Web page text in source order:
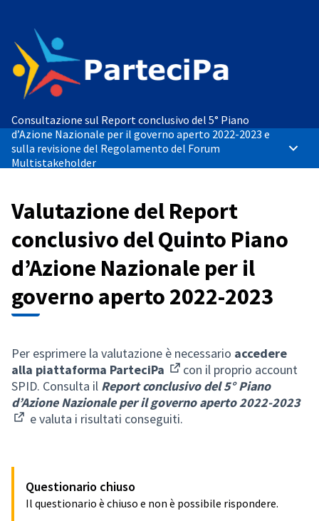
Consultazione sul Report conclusivo del 5° Piano
d’Azione Nazionale per il governo aperto 2022-2023 e
sulla revisione del Regolamento del Forum
Multistakeholder
Valutazione del Report
conclusivo del Quinto Piano
d’Azione Nazionale per il
governo aperto 2022-2023
Per esprimere la valutazione è necessario accedere
alla piattaforma ParteciPa
(Apre in una nuova scheda)
con il proprio account
SPID. Consulta il Report conclusivo del 5° Piano
d’Azione Nazionale per il governo aperto 2022-2023
e valuta i risultati conseguiti.
Questionario chiuso
Il questionario è chiuso e non è possibile rispondere.